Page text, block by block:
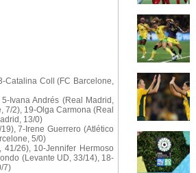
Catalina Coll (FC Barcelone,
Ivana Andrés (Real Madrid,
7/2), 19-Olga Carmona (Real
13/0)
7-Irene Guerrero (Atlético
5/0)
26), 10-Jennifer Hermoso
(Levante UD, 33/14), 18-
7)